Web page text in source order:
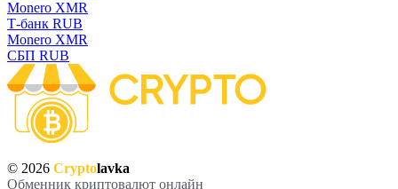
Monero XMR
Т-банк RUB
Monero XMR
СБП RUB
© 2026 Cryptolavka
Обменник криптовалют онлайн